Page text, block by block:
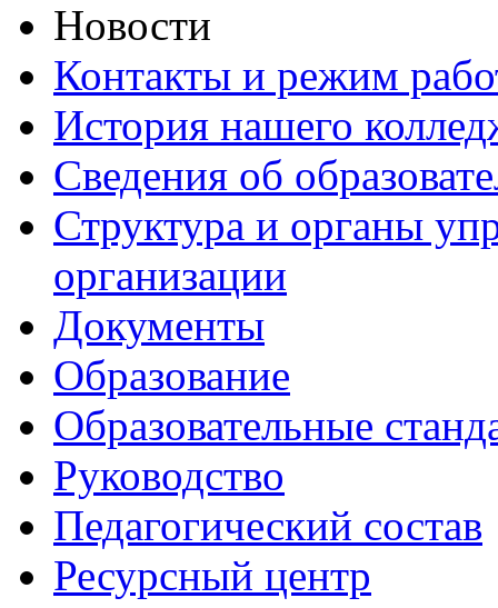
Новости
Контакты и режим
История нашего
Сведения об
Структура и органы
организации
Документы
Образование
Образовательные
Руководство
Педагогический состав
Ресурсный центр